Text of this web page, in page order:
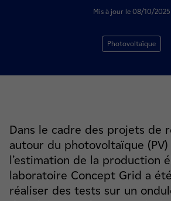
Mis à jour le 08/10/2025
Photovoltaïque
Dans le cadre des projets de
autour du photovoltaïque
l’estimation de la production
laboratoire Concept Grid a
réaliser des tests sur un